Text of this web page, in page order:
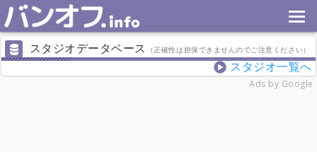
スタジオデータベース （正確性は担保できませんのでご注意ください）
スタジオ一覧へ
Ads by Google